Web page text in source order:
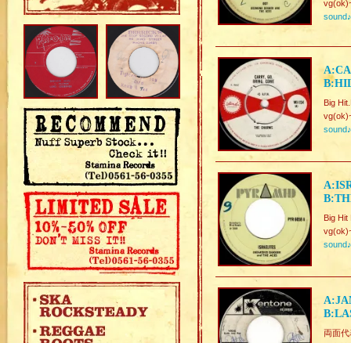
sound♪
Big
sound♪
Big
sound♪
両面